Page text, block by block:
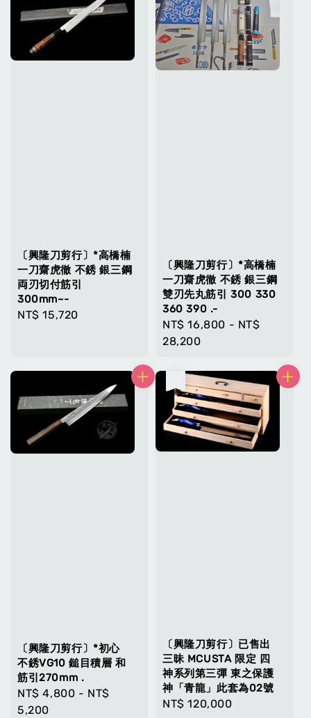
〔興隆刀剪行〕*高橋楠
一刀齋虎徹 不銹 銀三鋼
両刃切付筋引
300mm~-
Regular
NT$ 15,720
〔興隆刀剪行〕*高橋楠
一刀齋虎徹 不銹 銀三鋼
雙刃先丸筋引 300 330
360 390 .-
Regular
price
NT$ 16,800 - NT$
28,200
〔興隆刀剪行〕*初心
不銹VG10 鎚目積層 和
筋引270mm .
Regular
price
NT$ 4,800 - NT$
5,200
〔興隆刀剪行〕已售出
三昧 MCUSTA 限定 四
神系列第三彈 東之保護
神「青龍」此套為02號
Regular
NT$ 120,000